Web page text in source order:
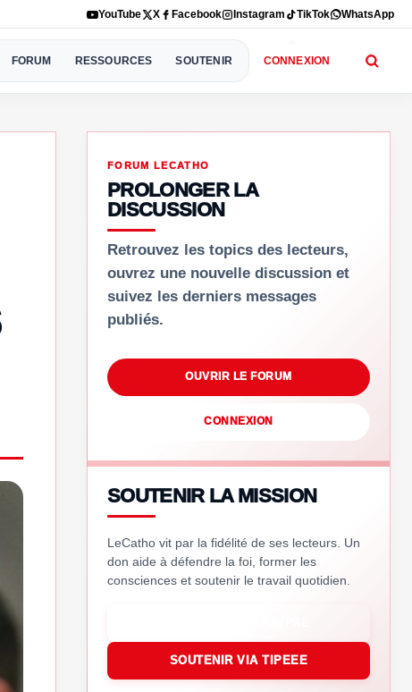
YouTube X Facebook Instagram TikTok WhatsApp
FORUM RESSOURCES SOUTENIR CONNEXION
FORUM LECATHO
PROLONGER LA
DISCUSSION
Retrouvez les topics des lecteurs,
ouvrez une nouvelle discussion et
suivez les derniers messages
publiés.
OUVRIR LE FORUM
CONNEXION
SOUTENIR LA MISSION
LeCatho vit par la fidélité de ses lecteurs. Un
don aide à défendre la foi, former les
consciences et soutenir le travail quotidien.
SOUTENIR VIA TIPEEE